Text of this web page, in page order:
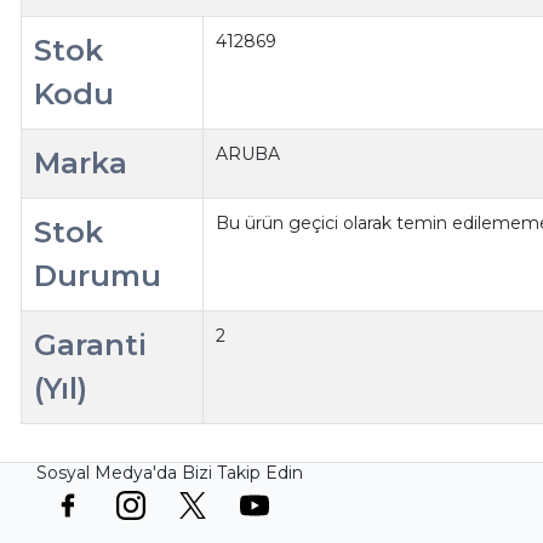
Stok
Kodu
412869
Marka ARUBA
Stok
Durumu
Bu ürün geçici olarak temin
Garanti
(Yıl)
2
Sosyal Medya'da Bizi Takip Edin